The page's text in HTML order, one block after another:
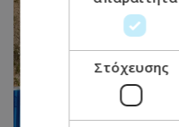
Στόχευσης